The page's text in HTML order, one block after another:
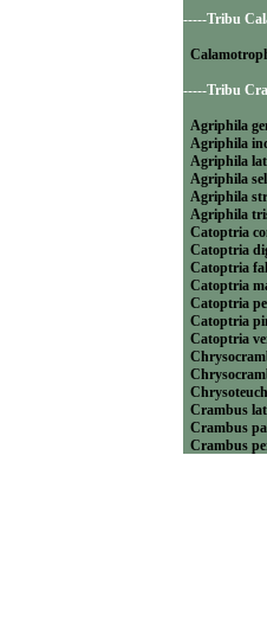
-----Tribu
-----Tribu
Agriphila
Agriphila
Agriphila
Agriphila
Agriphila
Agriphila
Catoptria
Catoptria
Catoptria
Catoptria
Catoptria
Catoptria
Catoptria
Crambus
Crambus
Crambus